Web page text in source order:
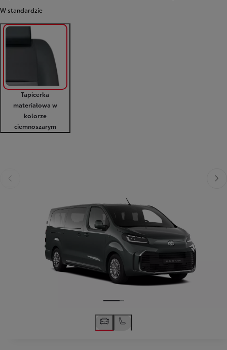
PoprzedniNastępny
W standardzie
Tapicerka
materiałowa w
kolorze
ciemnoszarym
Poprzedni